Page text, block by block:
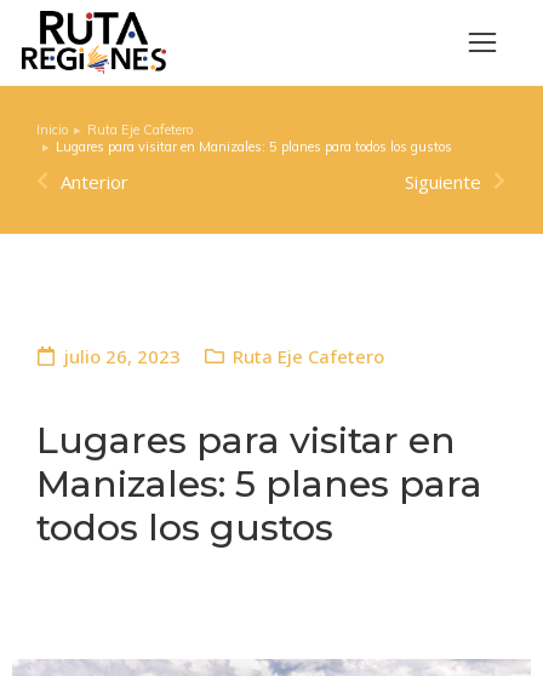
Estás aquí:
Inicio
Ruta Eje Cafetero
Lugares para visitar en Manizales: 5 planes para todos los gustos
Anterior Siguiente
julio 26, 2023 Ruta Eje Cafetero
Lugares para visitar en
Manizales: 5 planes para
todos los gustos